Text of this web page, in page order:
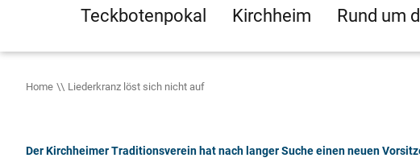
Teckbotenpokal Kirchheim Rund um
Home Liederkranz löst sich nicht auf
Der Kirchheimer Traditionsverein hat nach langer Suche einen neuen